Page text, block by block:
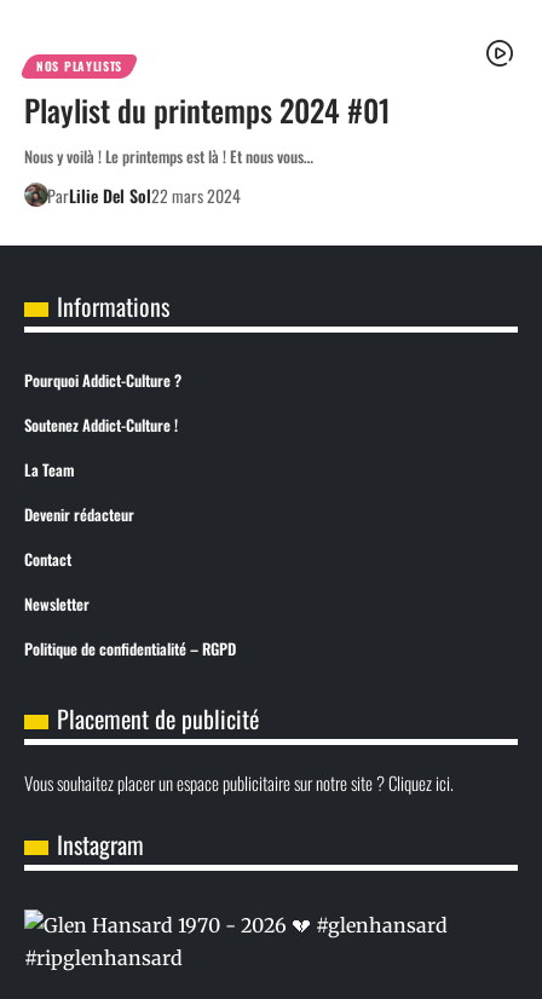
NOS PLAYLISTS
Playlist du printemps 2024 #01
Nous y voilà ! Le printemps est là ! Et nous vous…
ParLilie Del Sol22 mars 2024
Informations
Pourquoi Addict-Culture ?
Soutenez Addict-Culture !
La Team
Devenir rédacteur
Contact
Newsletter
Politique de confidentialité – RGPD
Placement de publicité
Vous souhaitez placer un espace publicitaire sur notre site ? Cliquez ici.
Instagram